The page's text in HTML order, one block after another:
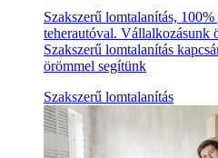
Szakszerű lomtalanítás,
teherautóval. Vállalkozásunk
Szakszerű lomtalanítás
örömmel segítünk
Szakszerű lomtalanítás